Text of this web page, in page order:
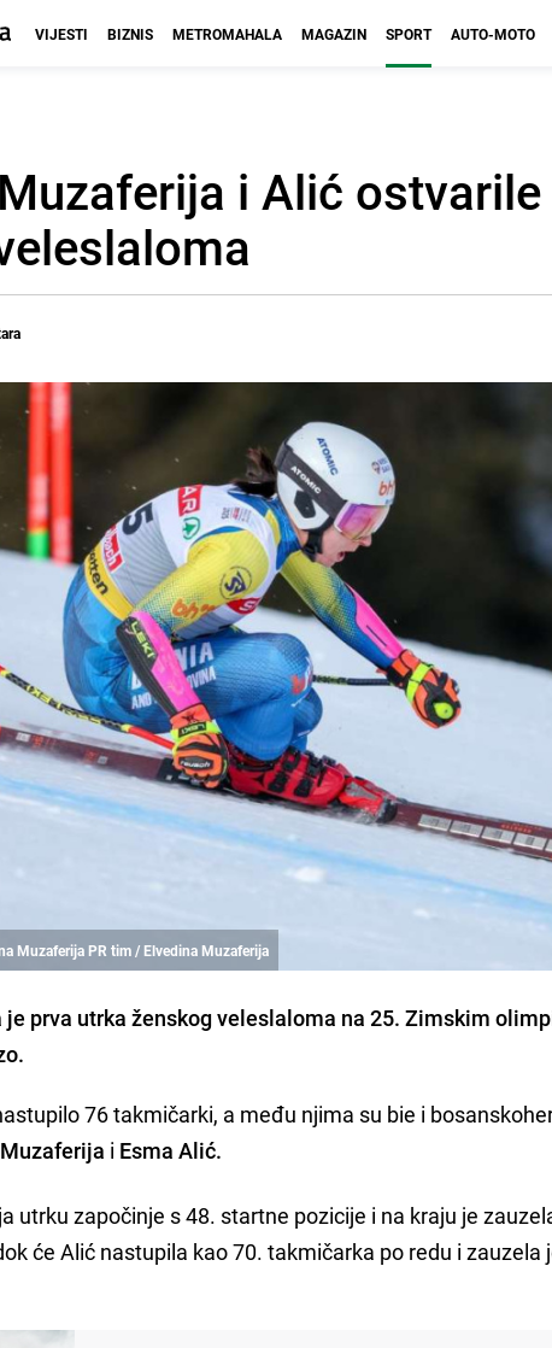
VIJESTI BIZNIS METROMAHALA MAGAZIN SPORT AUTO-MOTO
i Alić
Muzaferija PR tim / Elvedina Muzaferija
je prva utrka ženskog veleslaloma na 25. Zimskim
76 takmičarki, a među njima su bie i
i Esma Alić.
utrku započinje s 48. startne pozicije i na kraju je
će Alić nastupila kao 70. takmičarka po redu i zauzela